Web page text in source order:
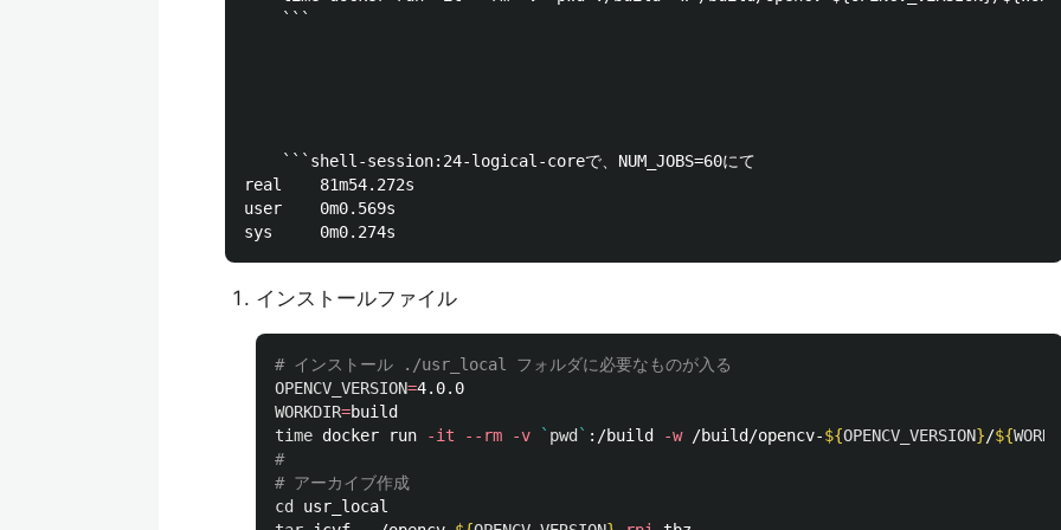
    ```shell-session:24-logical-coreで、NUM_JOBS=60にて
real    81m54.272s
user    0m0.569s
インストールファイル
# インストール ./usr_local フォルダに必要なものが入る
OPENCV_VERSION=
4.0.0
WORKDIR=
time docker run -it --rm -v ` pwd ` :/build -w /build/opencv-${OPENCV_VERSION}/${
#
# アーカイブ作成
cd